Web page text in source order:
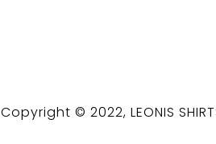
Copyright © 2022, LEONIS